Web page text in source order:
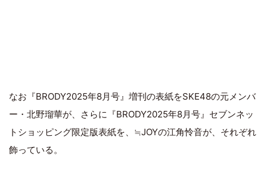
なお『BRODY2025年8月号』増刊の表紙をSKE48の元メンバ
ー・北野瑠華が、さらに『BRODY2025年8月号』セブンネッ
トショッピング限定版表紙を、≒JOYの江角怜音が、それぞれ
飾っている。